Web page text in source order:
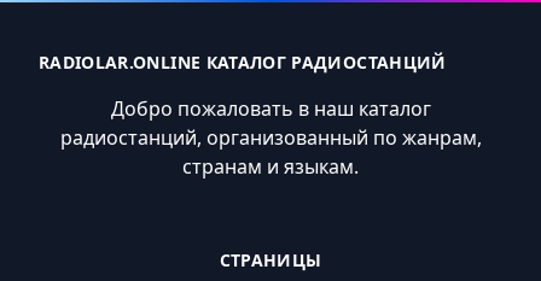
RADIOLAR.ONLINE КАТАЛОГ РАДИОСТАНЦИЙ
Добро пожаловать в наш каталог
радиостанций, организованный по жанрам,
странам и языкам.
СТРАНИЦЫ